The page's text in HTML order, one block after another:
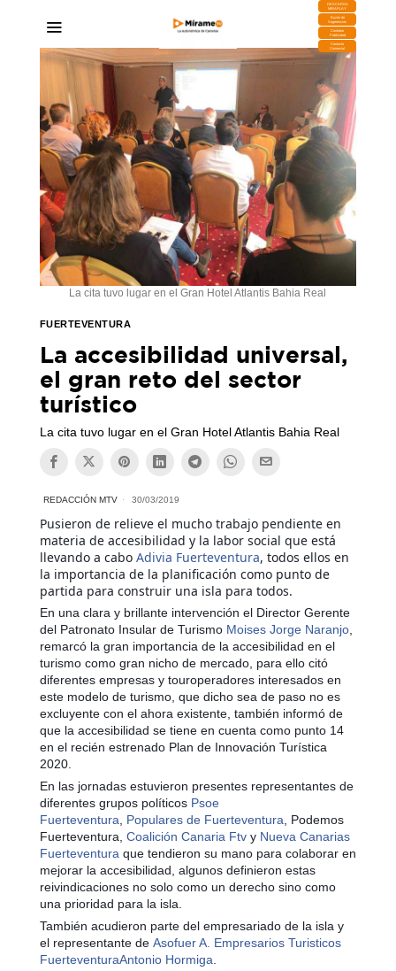
DESCARGA
MIRAPLAY
Buzón de
Sugerencias
Contratar
Publicidad
Contacto
Comercial
La cita tuvo lugar en el Gran Hotel Atlantis Bahia Real
FUERTEVENTURA
La accesibilidad universal,
el gran reto del sector
turístico
La cita tuvo lugar en el Gran Hotel Atlantis Bahia Real
REDACCIÓN MTV 30/03/2019
Pusieron de relieve el mucho trabajo pendiente en
materia de accesibilidad y la labor social que está
llevando a cabo Adivia Fuerteventura, todos ellos en
la importancia de la planificación como punto de
partida para construir una isla para todos.
En una clara y brillante intervención el Director Gerente
del Patronato Insular de Turismo Moises Jorge Naranjo,
remarcó la gran importancia de la accesibilidad en el
turismo como gran nicho de mercado, para ello citó
diferentes empresas y touroperadores interesados en
este modelo de turismo, que dicho sea de paso no es
excluyente con el ahora existente, también informó de
que la accesibilidad se tiene en cuenta como punto 14
en el recién estrenado Plan de Innovación Turística
2020.
En las jornadas estuvieron presentes representantes de
diferentes grupos políticos Psoe
Fuerteventura
Populares de Fuerteventura , Podemos
Fuerteventura, Coalición Canaria Ftvy Nueva Canarias
Fuerteventura que tendieron su mano para colaborar en
mejorar la accesibilidad, algunos definieron estas
reivindicaciones no solo como un derecho sino como
una prioridad para la isla.
También acudieron parte del empresariado de la isla y
el representante de Asofuer A. Empresarios Turisticos
FuerteventuraAntonio Hormiga